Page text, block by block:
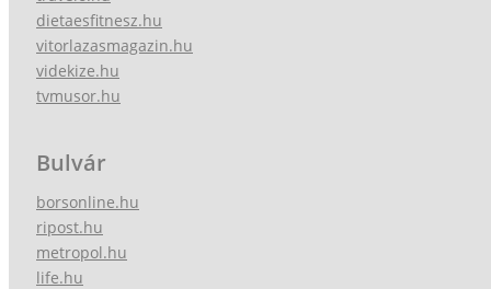
dietaesfitnesz.hu
vitorlazasmagazin.hu
videkize.hu
tvmusor.hu
Bulvár
borsonline.hu
ripost.hu
metropol.hu
life.hu